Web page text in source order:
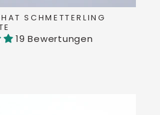
SCHMETTERLING
19 Bewertungen